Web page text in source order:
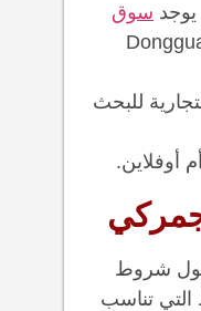
سوق
للبحث
أوفلاين.
حول شروط
التي تناسب